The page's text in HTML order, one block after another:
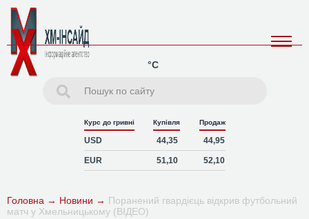
°C
Курс до гривні Купівля Продаж
USD 44,35 44,95
EUR 51,10 52,10
Головна → Новини → Поранений гвардієць відкрив футбольний
матч у Хмельницькому (ВІДЕО)